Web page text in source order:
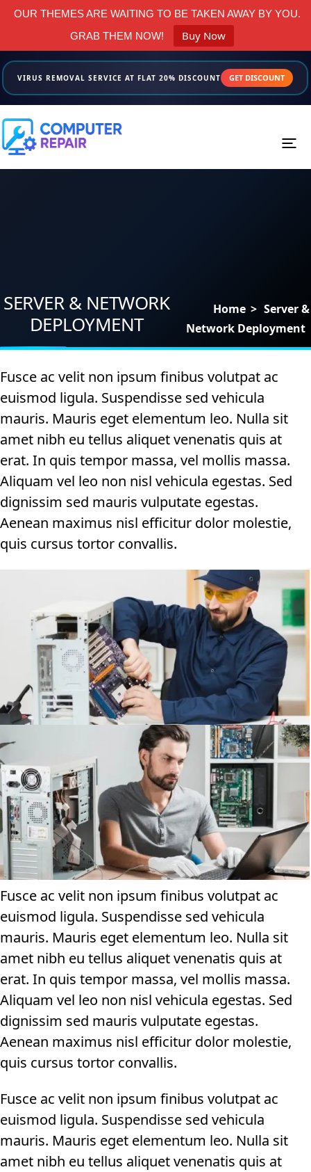
OUR THEMES ARE WAITING TO BE TAKEN AWAY BY YOU.
GRAB THEM NOW!
Buy Now
VIRUS REMOVAL SERVICE AT FLAT 20% DISCOUNT GET DISCOUNT
Pages
Shortcodes
Blogs
Contact
Get Quote
SERVER & NETWORK
DEPLOYMENT
Home > Server &
Network Deployment
Fusce ac velit non ipsum finibus volutpat ac
euismod ligula. Suspendisse sed vehicula
mauris. Mauris eget elementum leo. Nulla sit
amet nibh eu tellus aliquet venenatis quis at
erat. In quis tempor massa, vel mollis massa.
Aliquam vel leo non nisl vehicula egestas. Sed
dignissim sed mauris vulputate egestas.
Aenean maximus nisl efficitur dolor molestie,
quis cursus tortor convallis.
Fusce ac velit non ipsum finibus volutpat ac
euismod ligula. Suspendisse sed vehicula
mauris. Mauris eget elementum leo. Nulla sit
amet nibh eu tellus aliquet venenatis quis at
erat. In quis tempor massa, vel mollis massa.
Aliquam vel leo non nisl vehicula egestas. Sed
dignissim sed mauris vulputate egestas.
Aenean maximus nisl efficitur dolor molestie,
quis cursus tortor convallis.
Fusce ac velit non ipsum finibus volutpat ac
euismod ligula. Suspendisse sed vehicula
mauris. Mauris eget elementum leo. Nulla sit
amet nibh eu tellus aliquet venenatis quis at